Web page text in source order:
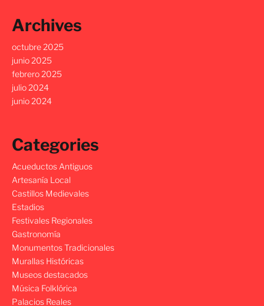
Archives
octubre 2025
junio 2025
febrero 2025
julio 2024
junio 2024
Categories
Acueductos Antiguos
Artesanía Local
Castillos Medievales
Estadios
Festivales Regionales
Gastronomía
Monumentos Tradicionales
Murallas Históricas
Museos destacados
Música Folklórica
Palacios Reales